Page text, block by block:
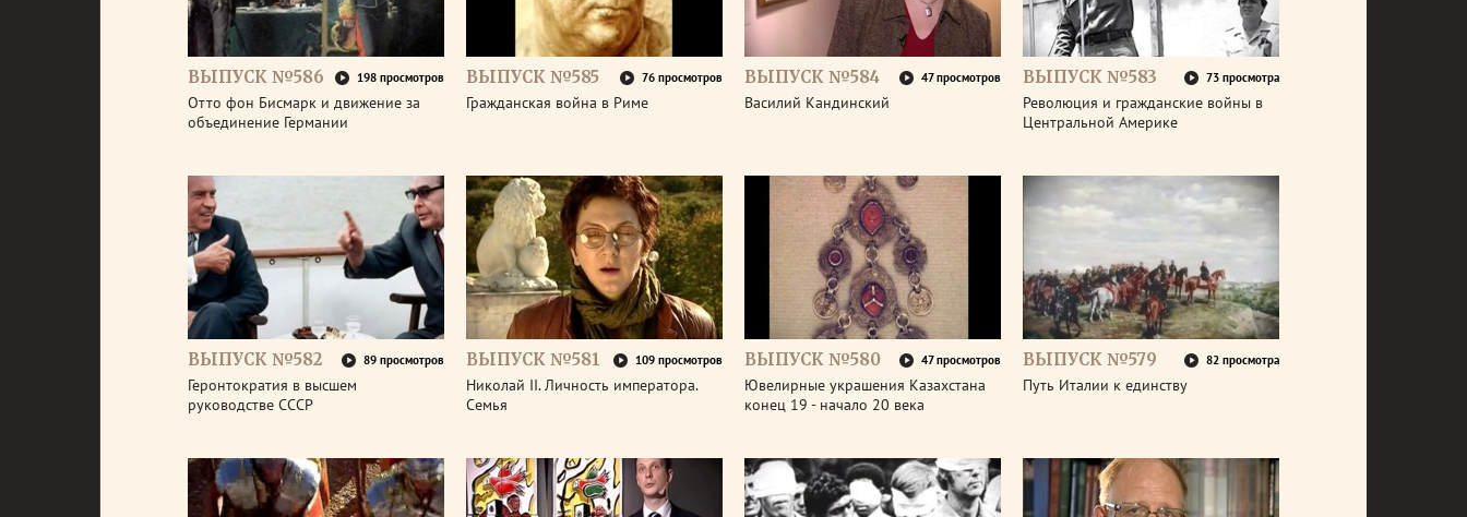
ВЫПУСК №586 198 просмотров
Отто фон Бисмарк и движение за
объединение Германии
ВЫПУСК №585 76 просмотров
Гражданская война в Риме
ВЫПУСК №584 47 просмотров
Василий Кандинский
ВЫПУСК №583 73 просмотра
Революция и гражданские войны в
Центральной Америке
ВЫПУСК №582 89 просмотров
Геронтократия в высшем
руководстве СССР
ВЫПУСК №581 109 просмотров
Николай II. Личность императора.
Семья
ВЫПУСК №580 47 просмотров
Ювелирные украшения Казахстана
конец 19 - начало 20 века
ВЫПУСК №579 82 просмотра
Путь Италии к единству